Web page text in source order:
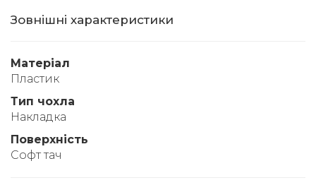
Зовнішні характеристики
Матеріал
Пластик
Тип чохла
Накладка
Поверхність
Софт тач